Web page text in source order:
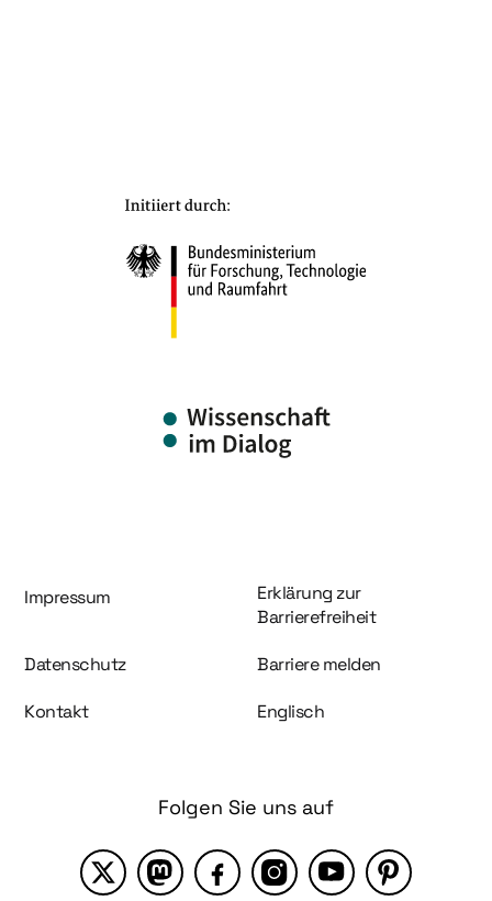
Information und Service
Impressum
Erklärung zur
Barrierefreiheit
Datenschutz Barriere melden
Kontakt Englisch
Folgen Sie uns auf